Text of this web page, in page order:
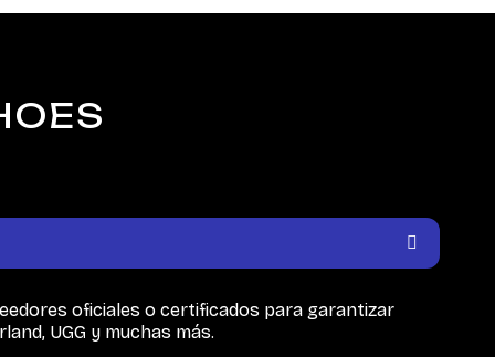
oficiales o certificados para garantizar
UGG y muchas más.